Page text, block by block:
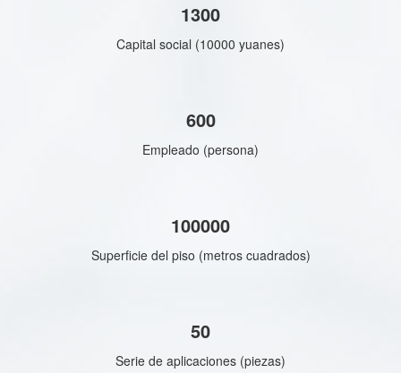
1300
Capital social (10000 yuanes)
600
Empleado (persona)
100000
Superficie del piso (metros cuadrados)
50
Serie de aplicaciones (piezas)